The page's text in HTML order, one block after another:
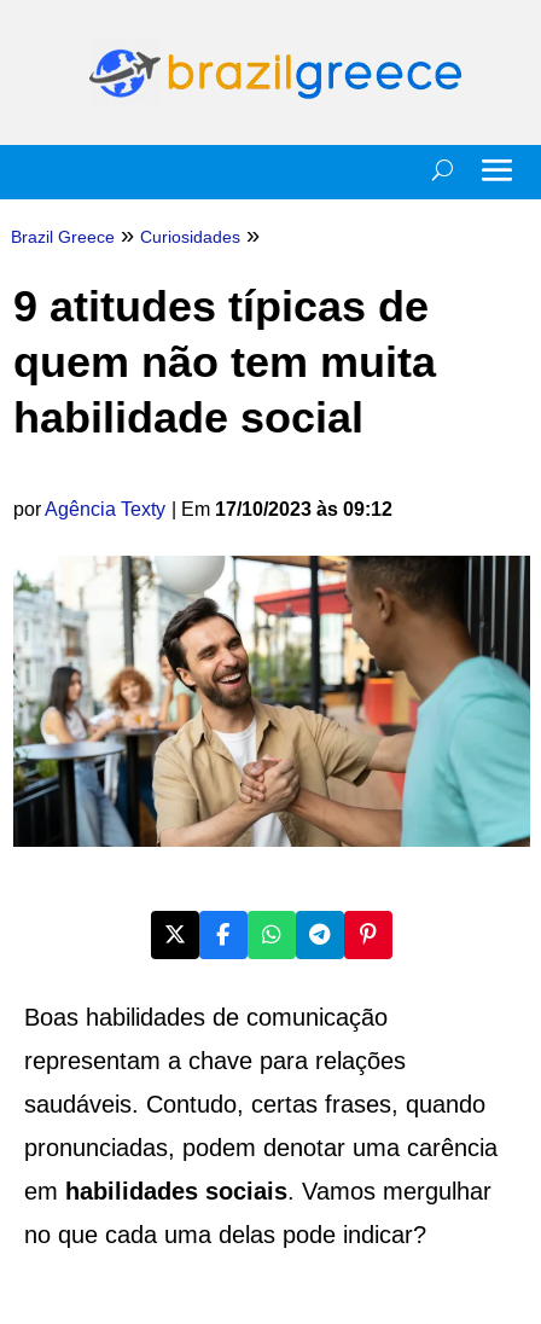
Brazil Greece » Curiosidades »
9 atitudes típicas de
quem não tem muita
habilidade social
porAgência Texty | Em 17/10/2023 às 09:12
Boas habilidades de comunicação
representam a chave para relações
saudáveis. Contudo, certas frases, quando
pronunciadas, podem denotar uma carência
em habilidades sociais. Vamos mergulhar
no que cada uma delas pode indicar?